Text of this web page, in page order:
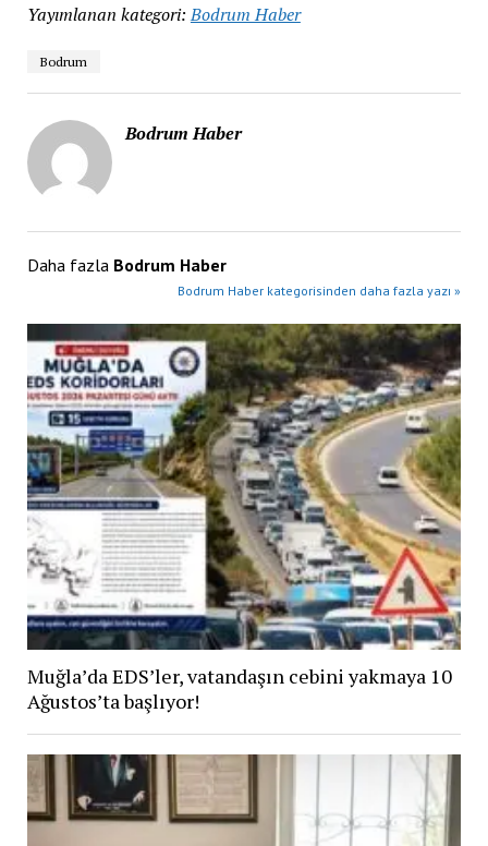
Yayımlanan kategori: Bodrum Haber
Bodrum
Bodrum Haber
Daha fazla Bodrum Haber
Bodrum Haber kategorisinden daha fazla yazı »
Muğla’da EDS’ler, vatandaşın cebini yakmaya 10
Ağustos’ta başlıyor!